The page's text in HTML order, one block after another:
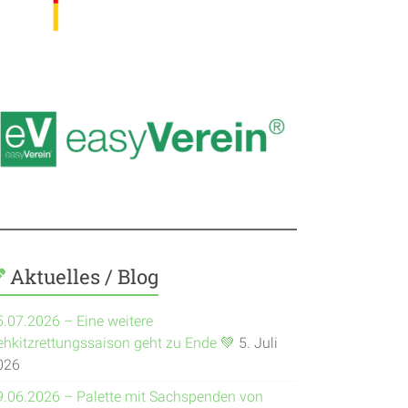
Aktuelles / Blog
– Eine weitere
geht zu Ende 💚 5. Juli
– Palette mit Sachspenden von